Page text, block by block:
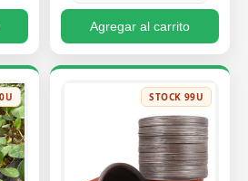
Agregar al carrito
STOCK 99U